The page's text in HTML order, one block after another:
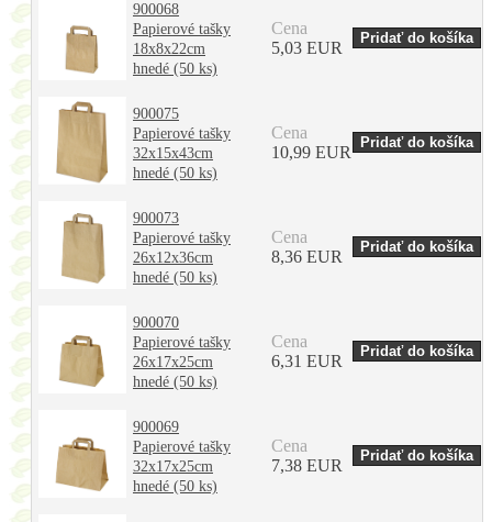
900068
Papierové tašky
18x8x22cm
hnedé (50 ks)
Cena
5,03 EUR
900075
Papierové tašky
32x15x43cm
hnedé (50 ks)
Cena
10,99 EUR
900073
Papierové tašky
26x12x36cm
hnedé (50 ks)
Cena
8,36 EUR
900070
Papierové tašky
26x17x25cm
hnedé (50 ks)
Cena
6,31 EUR
900069
Papierové tašky
32x17x25cm
hnedé (50 ks)
Cena
7,38 EUR